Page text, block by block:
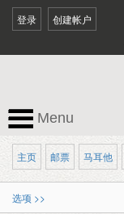
登录 创建帐户
Menu
主页 邮票 马耳他
选项 >>